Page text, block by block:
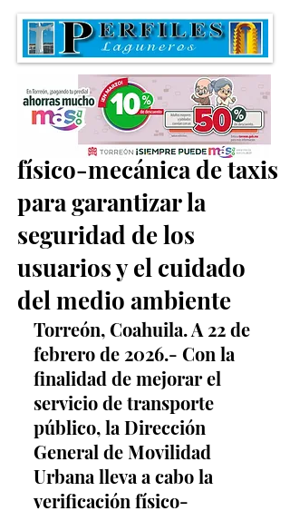
Refuerzan verificación
físico-mecánica de taxis
para garantizar la
seguridad de los
usuarios y el cuidado
del medio ambiente
Torreón, Coahuila. A 22 de
febrero de 2026.- Con la
finalidad de mejorar el
servicio de transporte
público, la Dirección
General de Movilidad
Urbana lleva a cabo la
verificación físico-